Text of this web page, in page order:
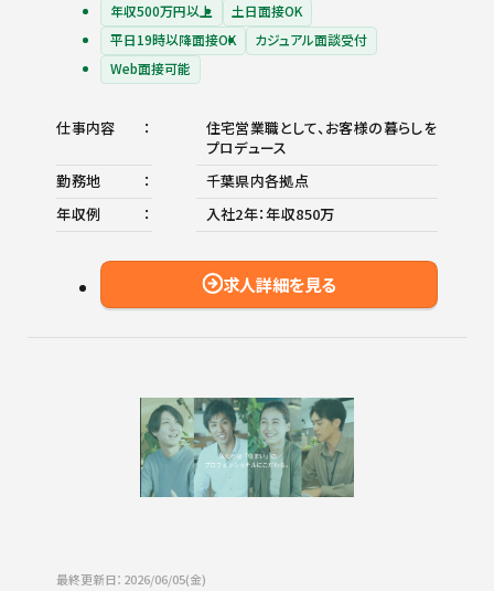
年収500万円以上
土日面接OK
平日19時以降面接OK
カジュアル面談受付
Web面接可能
仕事内容
住宅営業職として、お客様の暮らしを
プロデュース
勤務地
千葉県内各拠点
年収例
入社2年：年収850万
求人詳細を見る
最終更新日：2026/06/05(金)